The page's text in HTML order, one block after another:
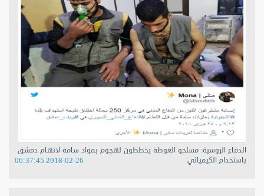
الدفاع الروسية: مسلحو الغوطة يخططون لهجوم بمواد سامة لاتهام دمشق
باستخدام الكيميائي
2018-02-26 06:37:45